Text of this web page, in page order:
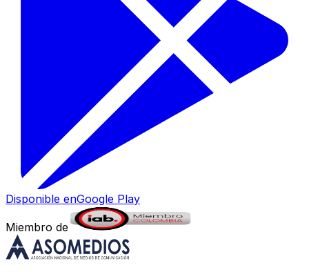
Disponible enGoogle Play
Miembro de